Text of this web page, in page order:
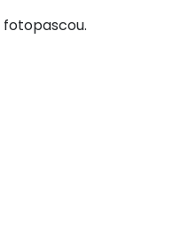
fotopascou.